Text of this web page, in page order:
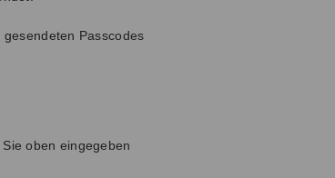
Passcodes
oben eingegeben